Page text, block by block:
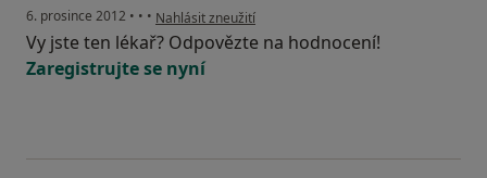
6. prosince 2012 • • • podle názoru uživatele Váš účet byl odstraněn
Nahlásit zneužití
Vy jste ten lékař? Odpovězte na hodnocení!
Zaregistrujte se nyní